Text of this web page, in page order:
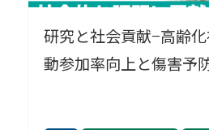
研究と社会貢献−高齢
動参加率向上と傷害予